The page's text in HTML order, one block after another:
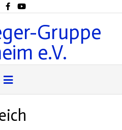
Gruppe
e.V.